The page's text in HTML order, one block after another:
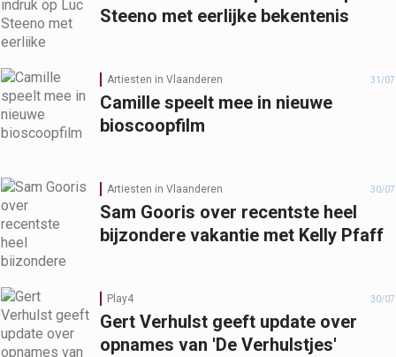
Steeno met eerlijke bekentenis
Artiesten in Vlaanderen 31/07
Camille speelt mee in nieuwe
bioscoopfilm
Artiesten in Vlaanderen 30/07
Sam Gooris over recentste heel
bijzondere vakantie met Kelly Pfaff
Play4 30/07
Gert Verhulst geeft update over
opnames van 'De Verhulstjes'